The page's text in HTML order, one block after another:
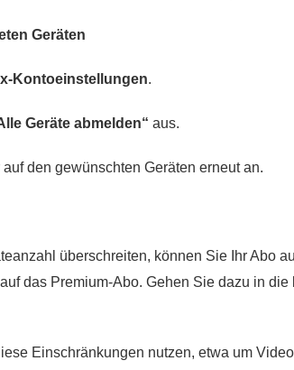
Geräten
Kontoeinstellungen.
Geräte abmelden“ aus.
den gewünschten Geräten erneut an.
überschreiten, können Sie Ihr Abo
das Premium-Abo. Gehen Sie dazu in die
Einschränkungen nutzen, etwa um